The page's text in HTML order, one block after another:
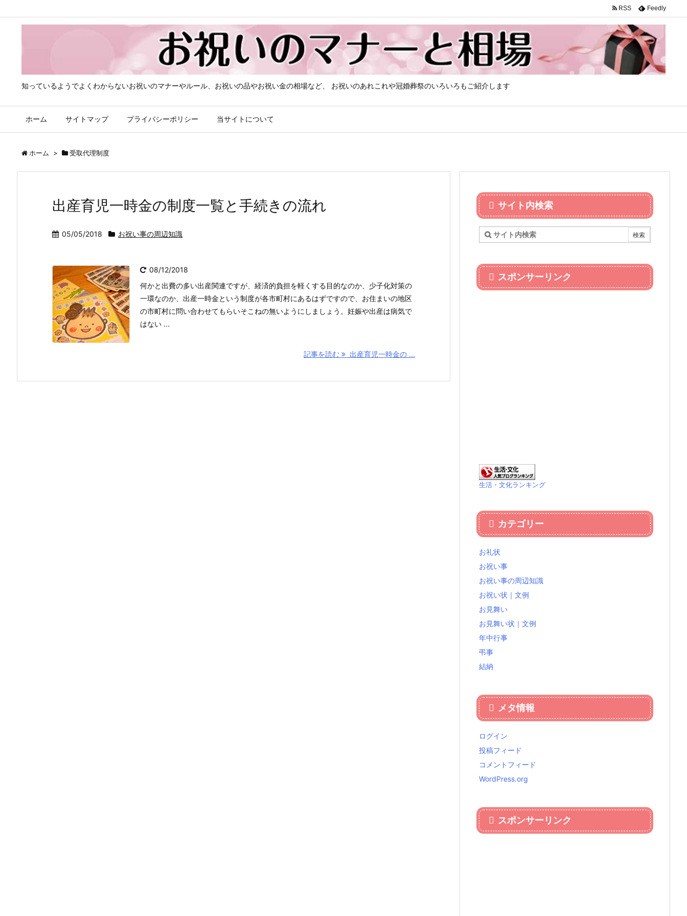
知っているようでよくわからないお祝いのマナーやルール、お祝いの品やお祝い金の相場など、 お祝いのあれこれや冠婚葬祭のいろいろもご紹介します
ホーム サイトマップ プライバシーポリシー 当サイトについて
RSS Feedly
ホーム > 受取代理制度
出産育児一時金の制度一覧と手続きの流れ
05/05/2018 お祝い事の周辺知識
08/12/2018
何かと出費の多い出産関連ですが、経済的負担を軽くする目的なのか、少子化対策の
一環なのか、出産一時金という制度が各市町村にあるはずですので、お住まいの地区
の市町村に問い合わせてもらいそこねの無いようにしましょう。妊娠や出産は病気で
はない ...
記事を読む 出産育児一時金の ...
サイト内検索
スポンサーリンク
生活・文化ランキング
カテゴリー
お礼状
お祝い事
お祝い事の周辺知識
お祝い状｜文例
お見舞い
お見舞い状｜文例
年中行事
弔事
結納
メタ情報
ログイン
投稿フィード
コメントフィード
WordPress.org
スポンサーリンク